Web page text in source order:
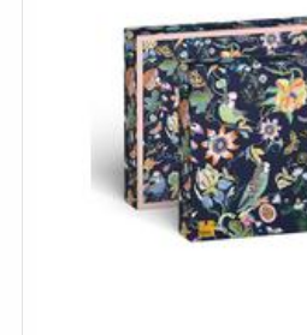
REGISTREREN
KLANTENSERVICE